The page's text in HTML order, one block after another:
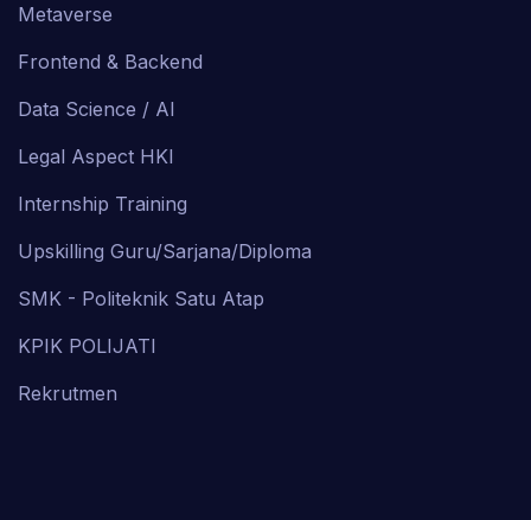
Metaverse
Frontend & Backend
Data Science / AI
Legal Aspect HKI
Internship Training
Upskilling Guru/Sarjana/Diploma
SMK - Politeknik Satu Atap
KPIK POLIJATI
Rekrutmen